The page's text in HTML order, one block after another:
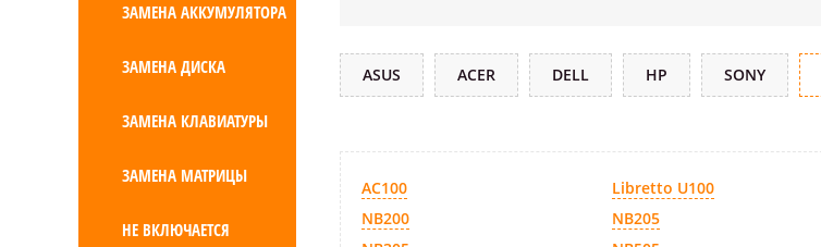
ЗАМЕНА АККУМУЛЯТОРА
ЗАМЕНА ДИСКА
ЗАМЕНА КЛАВИАТУРЫ
ЗАМЕНА МАТРИЦЫ
НЕ ВКЛЮЧАЕТСЯ
ASUS ACER DELL HP SONY
AC100 Libretto U100
NB200
NB205